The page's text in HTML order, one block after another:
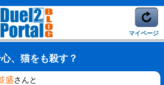
マイページ
、猫をも殺す？
盛さんと